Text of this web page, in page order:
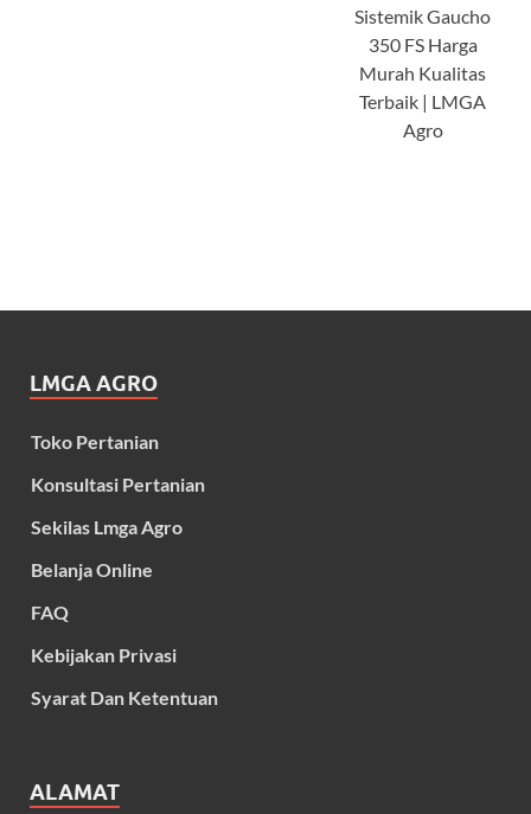
Sistemik Gaucho
350 FS Harga
Murah Kualitas
Terbaik | LMGA
Agro
LMGA AGRO
Toko Pertanian
Konsultasi Pertanian
Sekilas Lmga Agro
Belanja Online
FAQ
Kebijakan Privasi
Syarat Dan Ketentuan
ALAMAT